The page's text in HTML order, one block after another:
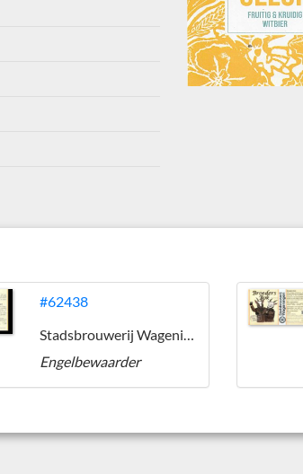
#62438
Stadsbrouwerij Wageningen
Engelbewaarder